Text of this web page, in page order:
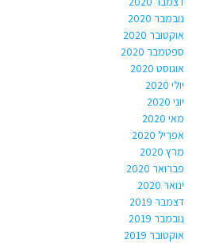
נובמבר 2020
אוקטובר 2020
ספטמבר 2020
אוגוסט 2020
יולי 2020
יוני 2020
מאי 2020
אפריל 2020
מרץ 2020
פברואר 2020
ינואר 2020
דצמבר 2019
נובמבר 2019
אוקטובר 2019